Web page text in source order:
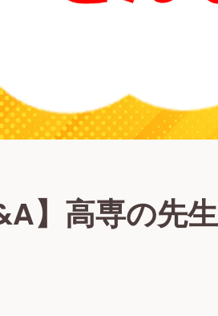
】高専の先